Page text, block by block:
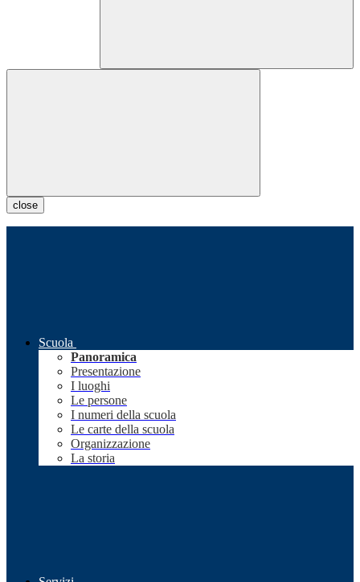
close
Scuola
Panoramica
Presentazione
I luoghi
Le persone
I numeri della scuola
Le carte della scuola
Organizzazione
La storia